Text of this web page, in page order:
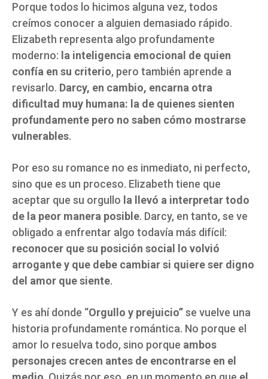
Porque todos lo hicimos alguna vez, todos
creímos conocer a alguien demasiado rápido.
Elizabeth representa algo profundamente
moderno: la inteligencia emocional de quien
confía en su criterio, pero también aprende a
revisarlo. Darcy, en cambio, encarna otra
dificultad muy humana: la de quienes sienten
profundamente pero no saben cómo mostrarse
vulnerables.
Por eso su romance no es inmediato, ni perfecto,
sino que es un proceso. Elizabeth tiene que
aceptar que su orgullo la llevó a interpretar todo
de la peor manera posible. Darcy, en tanto, se ve
obligado a enfrentar algo todavía más difícil:
reconocer que su posición social lo volvió
arrogante y que debe cambiar si quiere ser digno
del amor que siente.
Y es ahí donde “Orgullo y prejuicio”se vuelve una
historia profundamente romántica. No porque el
amor lo resuelva todo, sino porque ambos
personajes crecen antes de encontrarse en el